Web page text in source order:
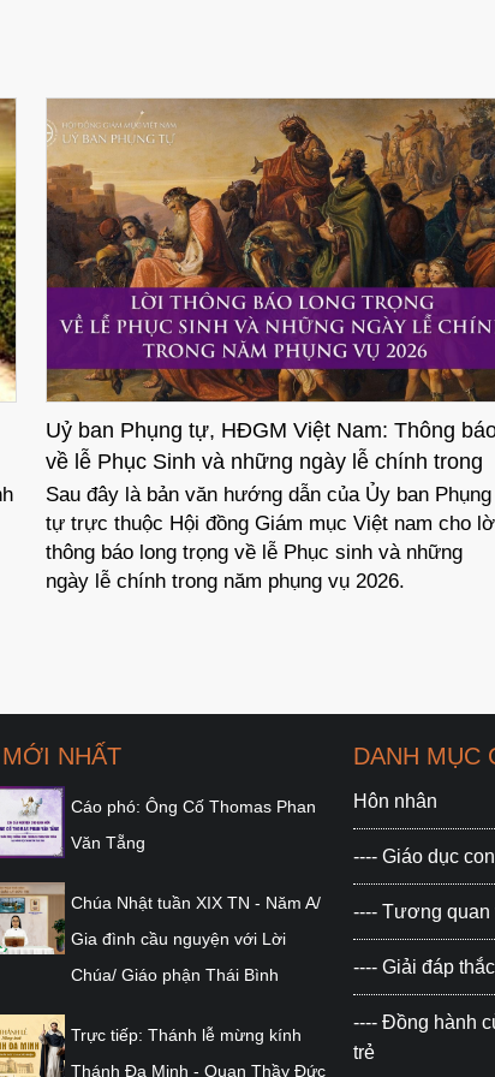
Hướng dẫn cử hành lễ Các Thánh và lễ Các
Đẳng Linh hồn năm 2025
Sau đây là hướng dẫn của Ủy ban Phụng tự về
việc cử hành lễ Các Thánh và lễ Các Đẳng Linh
hồn năm 2025.
NHẤT
Cáo phó: Ông Cố Thomas Phan
Văn Tẵng
Chúa Nhật tuần XIX TN - Năm A/
Gia đình cầu nguyện với Lời
Chúa/ Giáo phận Thái Bình
Trực tiếp: Thánh lễ mừng kính
Thánh Đa Minh - Quan Thầy Đức
DANH MỤC
Hôn nhân
---- Giáo dục
---- Tương quan
---- Giải đáp
---- Đồng hành
trẻ